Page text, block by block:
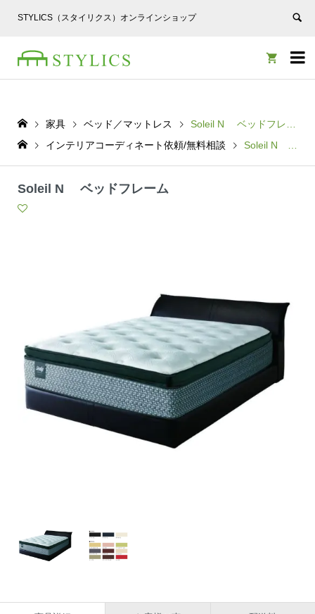
STYLICS（スタイリクス）オンラインショップ


家具 ベッド／マットレス
Soleil N ベッドフレーム
インテリアコーディネート依頼/無料相談
Soleil N ベッドフレーム
Soleil N ベッドフレーム